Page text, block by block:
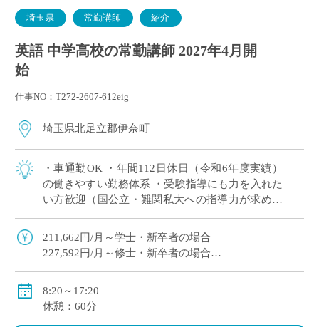
埼玉県 常勤講師 紹介
英語 中学高校の常勤講師 2027年4月開
始
仕事NO：T272-2607-612eig
埼玉県北足立郡伊奈町
・車通勤OK ・年間112日休⽇（令和6年度実績）
の働きやすい勤務体系 ・受験指導にも力を入れた
い方歓迎（国公立・難関私大への指導力が求めら
211,662円/月～学士・新卒者の場合
227,592円/月～修士・新卒者の場合
●その他手当：扶養手当・職務手当・役職手当
8:20～17:20
休憩：60分